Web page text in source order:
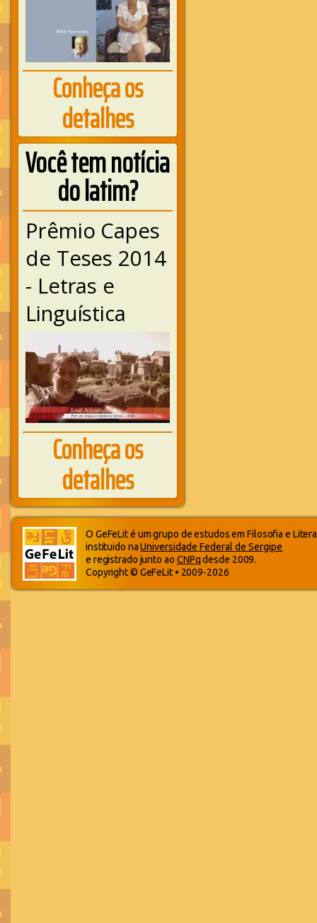
Conheça os
detalhes
Você tem notícia
do latim?
Prêmio Capes
de Teses 2014
- Letras e
Linguística
Conheça os
detalhes
O GeFeLit é um grupo de estudos em Filosofia e
instituido naUniversidade Federal de Sergipe
e registrado junto ao CNPqdesde 2009.
Copyright © GeFeLit • 2009-2026